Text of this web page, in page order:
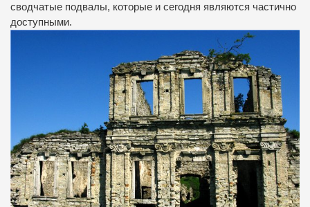
сводчатые подвалы, которые и сегодня являются частично
доступными.